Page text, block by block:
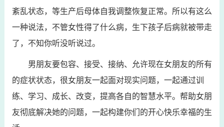
紊乱状态，等生产后母体自我调整恢复正常。所以有这么
一种说法，不管女性得了什么病，生下孩子后病就被带走
了，不知你听没听说过。
男朋友要包容、接受、接纳、允许现在女朋友的所有
的症状状态，很女朋友一起面对现实问题，一起通过训
练、学习、成长、改变，提高各自的智慧水平。帮助女朋
友彻底解决她的问题，一起构建你们的开心快乐幸福的生